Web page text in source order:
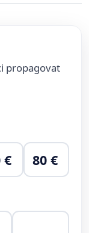
propagovat
€ 80 €